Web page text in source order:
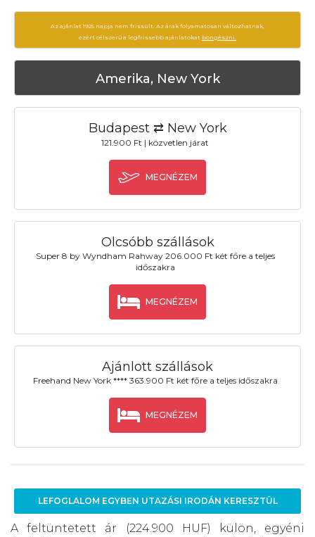
Az ajánlat 1925 napja nem frissült. Az árak folyamatosan változhatnak,
ezért célszerű a legfrissebb ajánlatokat böngészni.
Amerika, New York
Budapest ⇄ New York
121.900 Ft | közvetlen járat
MEGNÉZEM
Olcsóbb szállások
Super 8 by Wyndham Rahway 206.000 Ft két főre a teljes
időszakra
MEGNÉZEM
Ajánlott szállások
Freehand New York **** 363.900 Ft két főre a teljes időszakra
MEGNÉZEM
LEFOGLALOM EGYBEN UTAZÁSI IRODÁN KERESZTÜL
A feltüntetett ár (224.900 HUF) külön, egyéni